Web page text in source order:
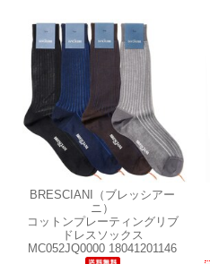
BRESCIANI（ブレッシアー
ニ）
コットンプレーティングリブ
ドレスソックス
MC052JQ0000 18041201146